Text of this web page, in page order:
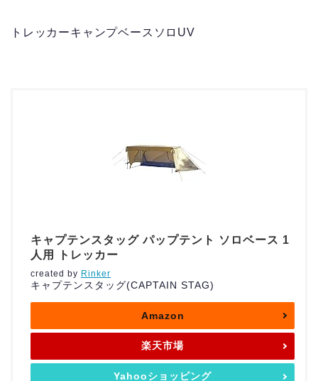
トレッカーキャンプベースソロUV
キャプテンスタッグ パップテント ソロベース 1
人用 トレッカー
created by Rinker
キャプテンスタッグ(CAPTAIN STAG)
Amazon
楽天市場
Yahooショッピング